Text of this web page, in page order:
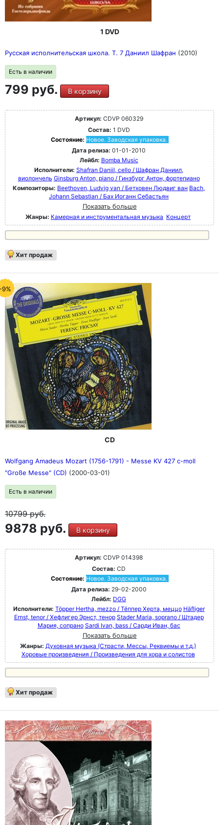
1 DVD
Русская исполнительская школа. Т. 7 Даниил Шафран (2010)
Есть в наличии
799 руб. В корзину
Артикул: CDVP 060329
Состав: 1 DVD
Состояние: Новое. Заводская упаковка.
Дата релиза: 01-01-2010
Лейбл: Bomba Music
Исполнители: Shafran Daniil, cello / Шафран Даниил,
виолончель Ginsburg Anton, piano / Гинзбург Антон, фортепиано
Композиторы: Beethoven, Ludvig van / Бетховен Людвиг ван Bach,
Johann Sebastian / Бах Иоганн Себастьян
Показать больше
Жанры: Камерная и инструментальная музыка Концерт
Хит продаж
9%
CD
Wolfgang Amadeus Mozart (1756-1791) - Messe KV 427 c-moll
"Große Messe" (CD) (2000-03-01)
Есть в наличии
10799руб.
9878 руб. В корзину
Артикул: CDVP 014398
Состав: CD
Состояние: Новое. Заводская упаковка.
Дата релиза: 29-02-2000
Лейбл: DGG
Исполнители: Töpper Hertha, mezzo / Тёппер Херта, меццо Häfliger
Ernst, tenor / Хефлигер Эрнст, тенор Stader Maria, soprano / Штадер
Мария, сопрано Sardi Ivan, bass / Сарди Иван, бас
Показать больше
Жанры: Духовная музыка (Страсти, Мессы, Реквиемы и т.д.)
Хоровые произведения / Произведения для хора и солистов
Хит продаж